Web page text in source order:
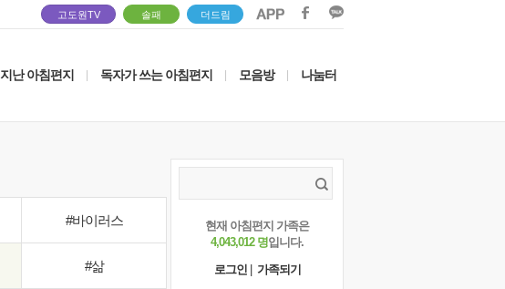
고도원TV 솔패 더드림
지난 아침편지 독자가 쓰는 아침편지 모음방 나눔터
#바이러스
#삶
현재 아침편지 가족은
4,043,012 명입니다.
로그인
가족되기